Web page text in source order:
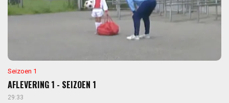
Seizoen 1
AFLEVERING 1 - SEIZOEN 1
29:33